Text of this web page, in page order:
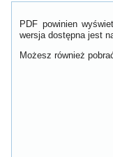
PDF powinien
wersja dostępna jest
Możesz również